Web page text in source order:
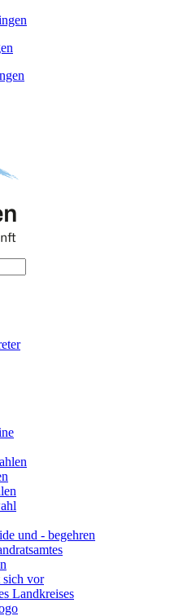
und - begehren
sich vor
Landkreises